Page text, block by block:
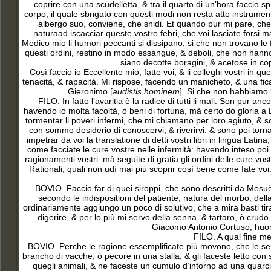
coprire con una scudelletta, & tra il quarto di un’hora faccio
corpo; il quale sbrigato con questi modi non resta atto
albergo suo, conviene, che snidi. Et quando pur mi pare,
naturaad iscacciar queste vostre febri, che voi lasciate forsi
Medico mio li humori peccanti si dissipano, si che non trovano
questi ordini, restino in modo essangue, & deboli, che non
siano decotte boragini, & acetose in
Così faccio io Eccellente mio, fatte voi, & li colleghi vostri in
tenacità, & rapacità. Mi rispose, facendo un manicheto, & una
Gieronimo [audistis hominem]. Si che non
FILO. In fatto l’avaritia è la radice di tutti li mali: Son pur
havendo io molta facoltà, ò beni di fortuna, mà certo dò gloria
tormentar li poveri infermi, che mi chiamano per loro agiuto, &
con sommo desiderio di conoscervi, & riverirvi: & sono poi
impetrar da voi la translatione di detti vostri libri in lingua
come facciate le cure vostre nelle infermità: havendo inteso
ragionamenti vostri: mà seguite di gratia gli ordini delle cure
Rationali, quali non udì mai più scoprir così bene come fate
BOVIO. Faccio far di quei siroppi, che sono descritti da
secondo le indispositioni del patiente, natura del morbo,
ordinariamente aggiungo un poco di solutivo, che a mira basti
digerire, & per lo più mi servo della senna, & tartaro, ò
Giacomo Antonio Cortuso,
FILO. A qual fine
BOVIO. Perche le ragione essemplificate più movono, che le
brancho di vacche, ò pecore in una stalla, & gli faceste letto
quegli animali, & ne faceste un cumulo d’intorno ad una